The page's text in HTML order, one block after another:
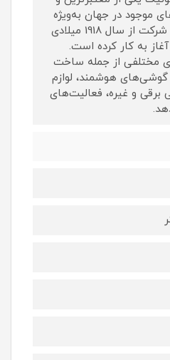
موجود در جهان به‌ویژه
در بازار ایران است. این شرکت از سال 1918 میلادی
آغاز به کار کرده است.
مختلفی از جمله ساخت
گوشی‌های هوشمند، لوازم
برقی و غیره، فعالیت‌های